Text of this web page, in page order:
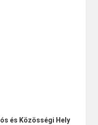
és Közösségi Hely